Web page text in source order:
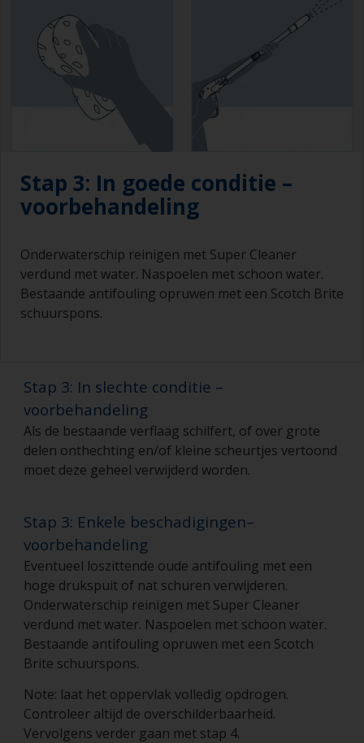
Stap 3: In goede conditie –
voorbehandeling
Onderwaterschip reinigen met Super Cleaner
verdund met water. Naspoelen met schoon water.
Bestaande antifouling opruwen met een Scotch Brite
schuurspons.
Stap 3: In slechte conditie –
voorbehandeling
Als de bestaande verflaag schilfert, of over grote
delen onthechting en/of kleine scheurtjes vertoond
moet deze geheel verwijderd worden.
Stap 3: Enkele beschadigingen–
voorbehandeling
Eventueel loszittende oude antifouling met een
hoge drukspuit of nat schuren verwijderen.
Onderwaterschip reinigen met Super Cleaner
verdund met water. Naspoelen met schoon water.
Bestaande antifouling opruwen met een Scotch
Brite schuurspons.
Note: laat het oppervlak volledig opdrogen.
Controleer altijd de overschilderbaarheid.
Vervolgens verder gaan met stap 4.